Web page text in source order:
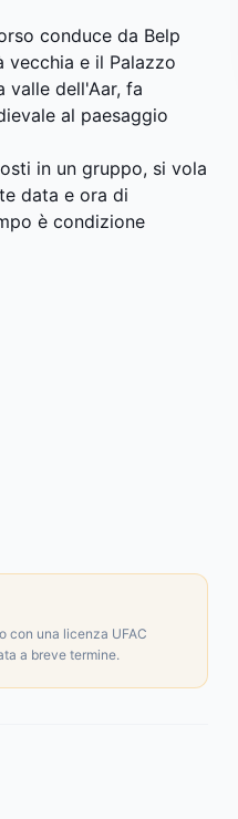
conduce da Belp
vecchia e il Palazzo
valle dell'Aar, fa
al paesaggio
in un gruppo, si vola
data e ora di
è condizione
con una licenza UFAC
a breve termine.